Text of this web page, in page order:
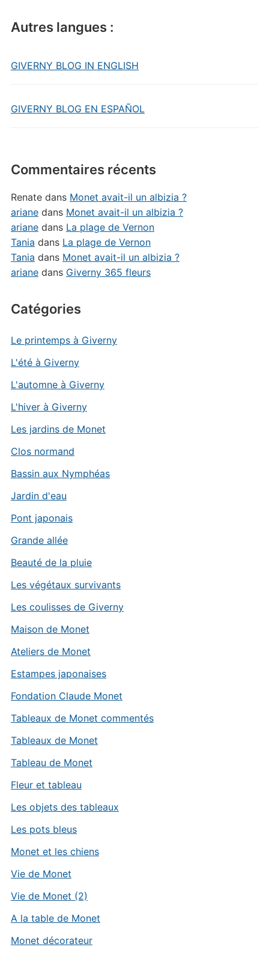
Autres langues :
GIVERNY BLOG IN ENGLISH
GIVERNY BLOG EN ESPAÑOL
Commentaires récents
Renatedans Monet avait-il un albizia ?
arianedans Monet avait-il un albizia ?
arianedans La plage de Vernon
Tania dans La plage de Vernon
Tania dans Monet avait-il un albizia ?
arianedans Giverny 365 fleurs
Catégories
Le printemps à Giverny
L'été à Giverny
L'automne à Giverny
L'hiver à Giverny
Les jardins de Monet
Clos normand
Bassin aux Nymphéas
Jardin d'eau
Pont japonais
Grande allée
Beauté de la pluie
Les végétaux survivants
Les coulisses de Giverny
Maison de Monet
Ateliers de Monet
Estampes japonaises
Fondation Claude Monet
Tableaux de Monet commentés
Tableaux de Monet
Tableau de Monet
Fleur et tableau
Les objets des tableaux
Les pots bleus
Monet et les chiens
Vie de Monet
Vie de Monet (2)
A la table de Monet
Monet décorateur